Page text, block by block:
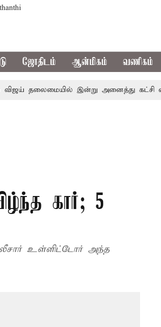
ஜோதிடம் ஆன்மிகம் வணிகம்
தலைமையில் இன்று அனைத்து கட்சி
கார்; 5
உள்ளிட்டோர் அந்த